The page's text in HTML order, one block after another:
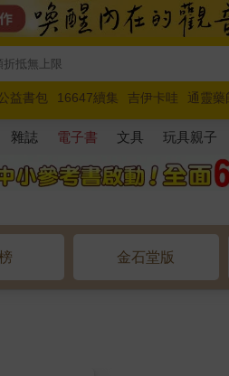
益書包 16647續集 吉伊卡哇
通靈藥
斯克 玩具總動員5 超慢跑
雜誌 電子書 文具 玩具親子
金石堂版